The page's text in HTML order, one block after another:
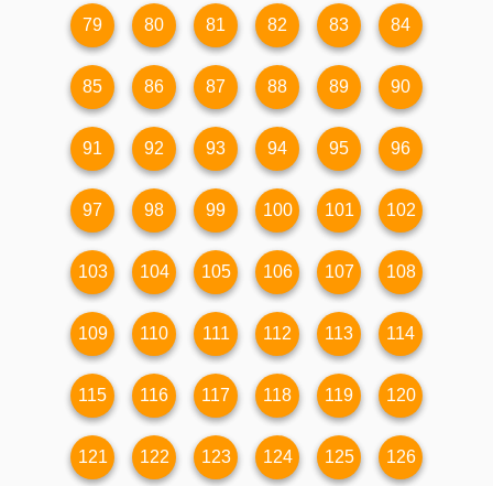
79 80 81 82 83 84
85 86 87 88 89 90
91 92 93 94 95 96
97 98 99 100 101 102
103 104 105 106 107 108
109 110 111 112 113 114
115 116 117 118 119 120
121 122 123 124 125 126